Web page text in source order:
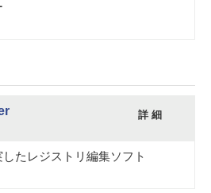
詳 細
たレジストリ編集ソフト